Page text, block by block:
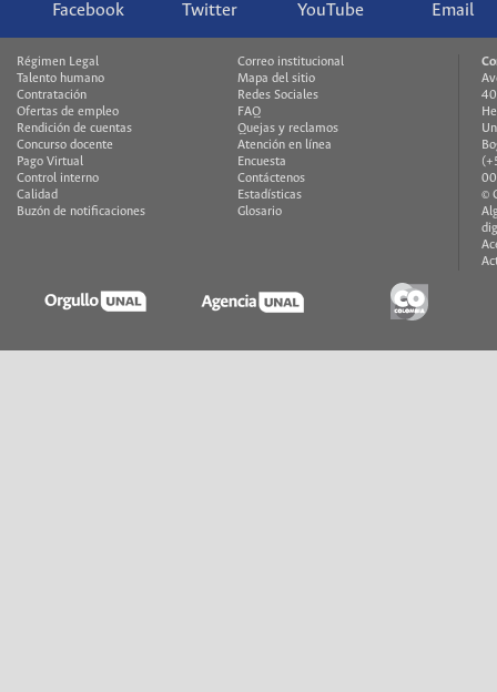
Facebook Twitter YouTube Email
Régimen Legal
Talento humano
Contratación
Ofertas de empleo
Rendición de cuentas
Concurso docente
Pago Virtual
Control interno
Calidad
Buzón de notificaciones
Correo institucional
Mapa del sitio
Redes Sociales
FAQ
Quejas y reclamos
Atención en línea
Encuesta
Contáctenos
Estadísticas
Glosario
©